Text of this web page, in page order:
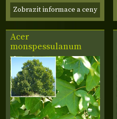
Zobrazit informace a ceny
Acer
monspessulanum